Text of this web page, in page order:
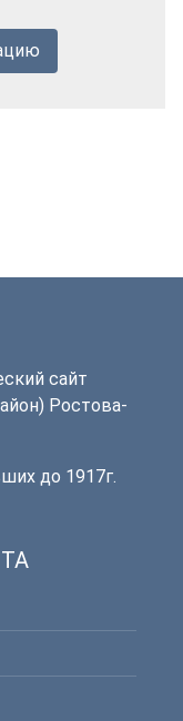
сайт
Ростова-
до 1917г.